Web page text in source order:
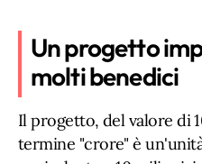
Un progetto
molti benedici
Il progetto, del valore di
termine "crore" è